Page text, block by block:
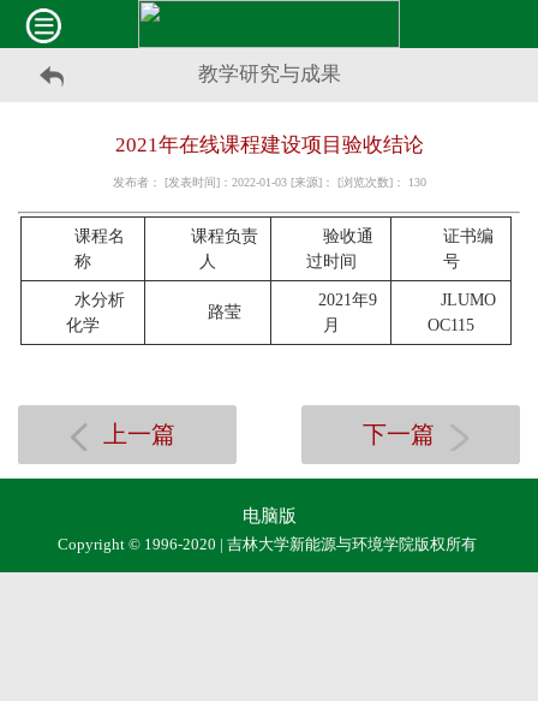
教学研究与成果
2021年在线课程建设项目验收结论
发布者： [发表时间]：2022-01-03 [来源]： [浏览次数]： 130
课程名
称
课程负责
人
验收通
过时间
证书编
号
水分析
化学
路莹
2021年9
月
JLUMO
OC115
上一篇 下一篇
电脑版
Copyright © 1996-2020 | 吉林大学新能源与环境学院版权所有